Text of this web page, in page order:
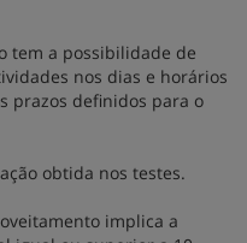
tem a possibilidade de
nos dias e horários
prazos definidos para o
obtida nos testes.
implica a